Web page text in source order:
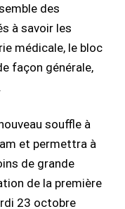
des
à savoir les
médicale, le bloc
façon générale,
souffle à
et permettra à
de grande
de la première
23 octobre